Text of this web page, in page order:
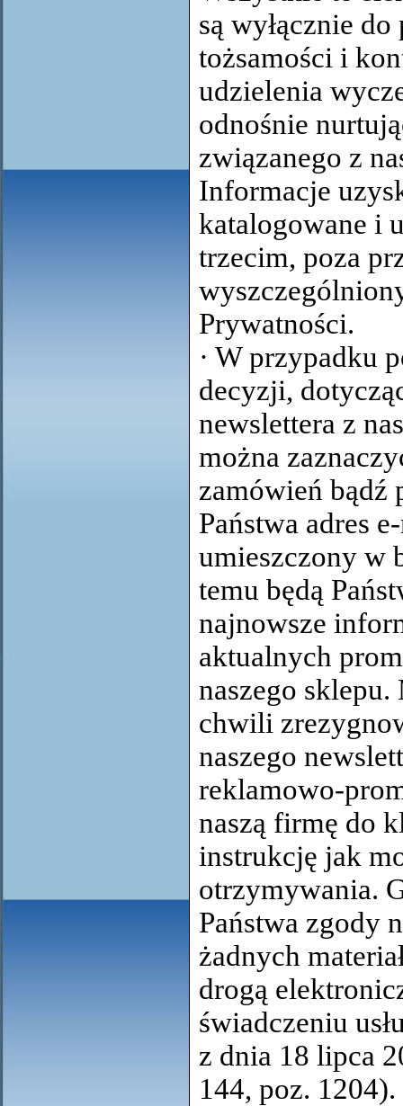
są wyłącznie
tożsamości i
udzielenia
odnośnie
związanego z
Informacje
katalogowane i
trzecim, poza
Prywatności.
· W przypadku
decyzji,
newslettera z
można
zamówień bądź
Państwa adres
umieszczony w
temu będą
najnowsze
aktualnych
naszego
chwili
naszego
reklamowo-
naszą firmę do
instrukcję jak
otrzymywania.
Państwa zgody
żadnych
drogą
świadczeniu
z dnia 18 lipca
144, poz. 1204).